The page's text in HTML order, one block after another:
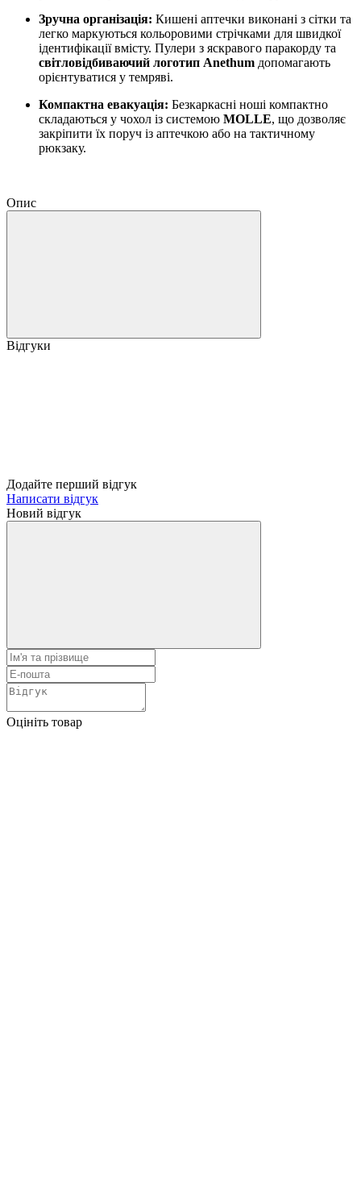
Зручна організація: Кишені аптечки виконані з сітки та
легко маркуються кольоровими стрічками для швидкої
ідентифікації вмісту. Пулери з яскравого паракорду та
світловідбиваючий логотип Anethum допомагають
орієнтуватися у темряві.
Компактна евакуація: Безкаркасні ноші компактно
складаються у чохол із системою MOLLE, що дозволяє
закріпити їх поруч із аптечкою або на тактичному
рюкзаку.
Опис
Відгуки
Додайте перший відгук
Написати відгук
Новий відгук
Оцініть товар